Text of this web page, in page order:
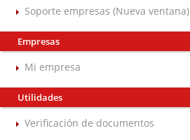
Soporte empresas (Nueva ventana)
Empresas
Mi empresa
Utilidades
Verificación de documentos